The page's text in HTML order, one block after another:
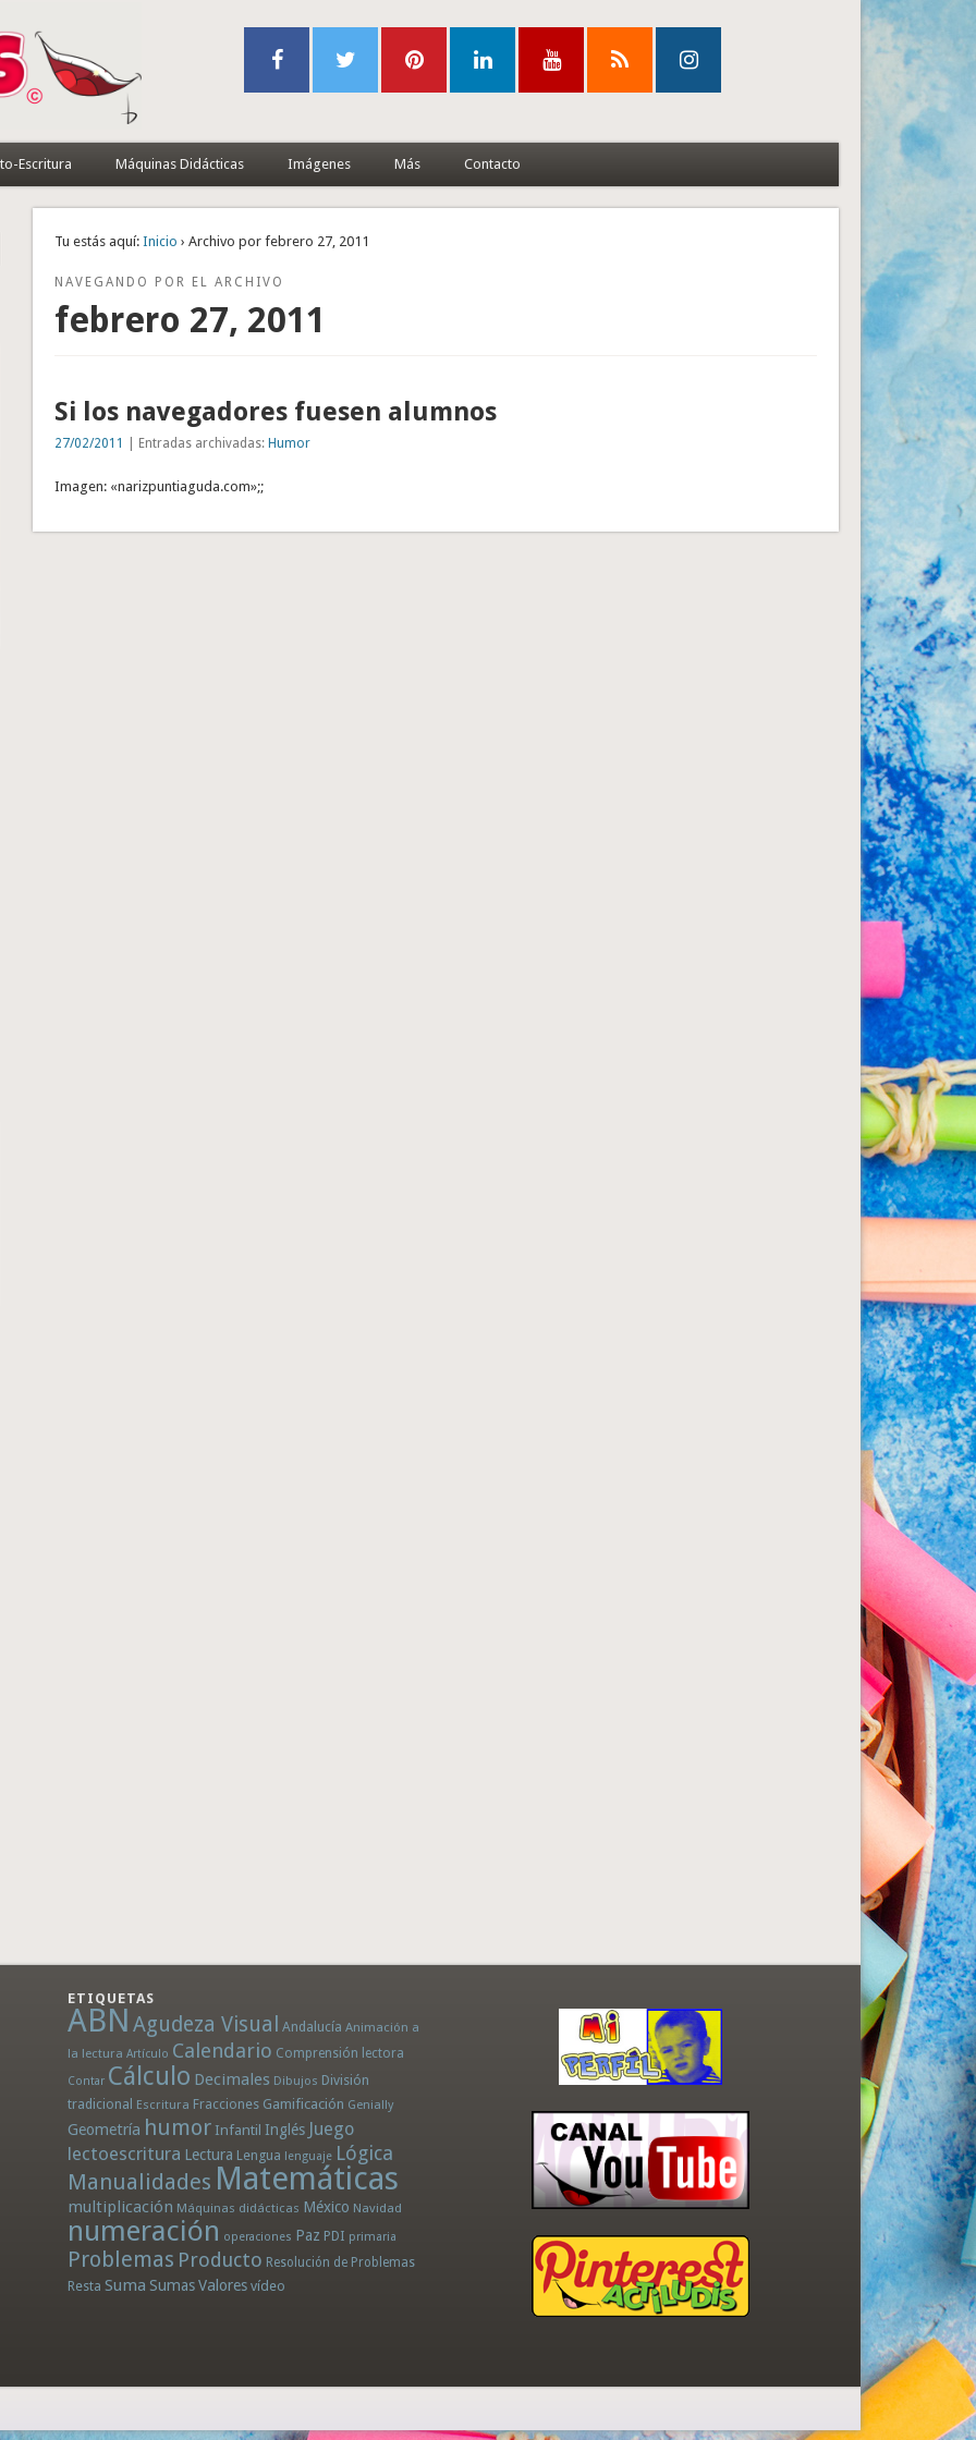
Escritura Máquinas Didácticas Imágenes Más Contacto
Tu estás aquí: Inicio › Archivo por febrero 27, 2011
NAVEGANDO POR EL ARCHIVO
febrero 27, 2011
Si los navegadores fuesen alumnos
27/02/2011 | Entradas archivadas:Humor
Imagen: «narizpuntiaguda.com»;;
ETIQUETAS
ABN Agudeza Visual Andalucía Animación a
la lectura Artículo Calendario Comprensión lectora
Contar Cálculo Decimales Dibujos División
tradicional Escritura Fracciones Gamificación Genially
Geometría humor Infantil Inglés Juego
lectoescritura Lectura Lengua lenguaje Lógica
Manualidades Matemáticas
multiplicación Máquinas didácticas México Navidad
numeración operaciones Paz PDI primaria
Problemas Producto Resolución de Problemas
Resta Suma SumasValores vídeo